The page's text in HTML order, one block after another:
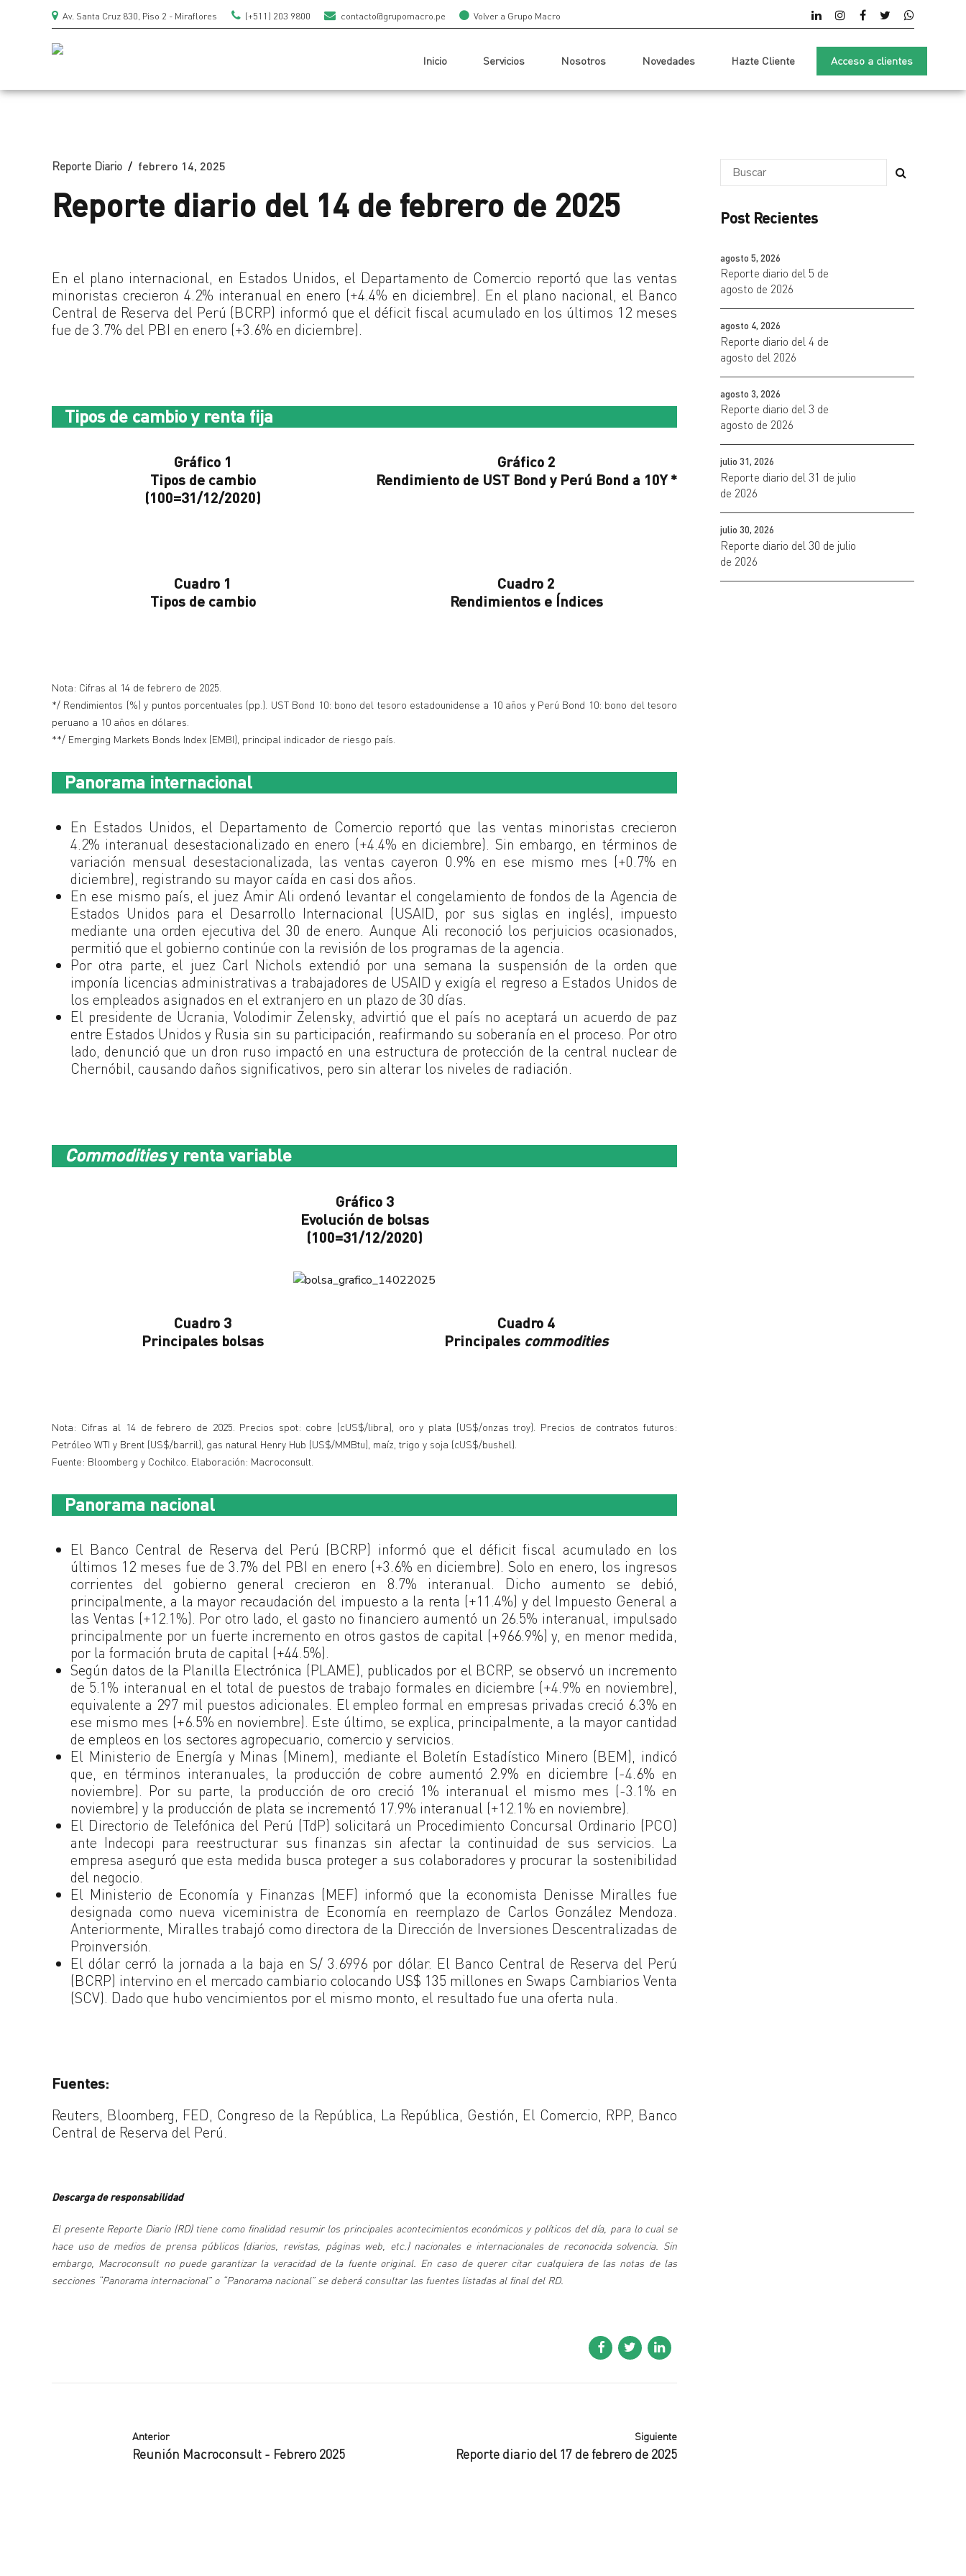
Av. Santa Cruz 830, Piso 2 - Miraflores (+511) 203 9800 contacto@grupomacro.pe Volver a Grupo Macro
Inicio Servicios Nosotros Novedades Hazte Cliente Acceso a clientes
Reporte Diario febrero 14, 2025
Reporte diario del 14 de febrero de 2025
En el plano internacional, en Estados Unidos, el Departamento de Comercio reportó que las ventas
minoristas crecieron 4.2% interanual en enero (+4.4% en diciembre). En el plano nacional, el Banco
Central de Reserva del Perú (BCRP) informó que el déficit fiscal acumulado en los últimos 12 meses
fue de 3.7% del PBI en enero (+3.6% en diciembre).
Tipos de cambio y renta fija
Gráfico 1
Tipos de cambio
(100=31/12/2020)
Gráfico 2
Rendimiento de UST Bond y Perú Bond a 10Y*
Cuadro 1
Tipos de cambio
Cuadro 2
Rendimientos e Índices
Nota: Cifras al 14 de febrero de 2025.
*/ Rendimientos (%) y puntos porcentuales (pp.). UST Bond 10: bono del tesoro estadounidense a 10 años y Perú Bond 10: bono del tesoro
peruano a 10 años en dólares.
**/ Emerging Markets Bonds Index (EMBI), principal indicador de riesgo país.
Panorama internacional
En Estados Unidos, el Departamento de Comercio reportó que las ventas minoristas crecieron
4.2% interanual desestacionalizado en enero (+4.4% en diciembre). Sin embargo, en términos de
variación mensual desestacionalizada, las ventas cayeron 0.9% en ese mismo mes (+0.7% en
diciembre), registrando su mayor caída en casi dos años.
En ese mismo país, el juez Amir Ali ordenó levantar el congelamiento de fondos de la Agencia de
Estados Unidos para el Desarrollo Internacional (USAID, por sus siglas en inglés), impuesto
mediante una orden ejecutiva del 30 de enero. Aunque Ali reconoció los perjuicios ocasionados,
permitió que el gobierno continúe con la revisión de los programas de la agencia.
Por otra parte, el juez Carl Nichols extendió por una semana la suspensión de la orden que
imponía licencias administrativas a trabajadores de USAID y exigía el regreso a Estados Unidos de
los empleados asignados en el extranjero en un plazo de 30 días.
El presidente de Ucrania, Volodimir Zelensky, advirtió que el país no aceptará un acuerdo de paz
entre Estados Unidos y Rusia sin su participación, reafirmando su soberanía en el proceso. Por otro
lado, denunció que un dron ruso impactó en una estructura de protección de la central nuclear de
Chernóbil, causando daños significativos, pero sin alterar los niveles de radiación.
Commoditiesy renta variable
Gráfico 3
Evolución de bolsas
(100=31/12/2020)
Cuadro 3
Principales bolsas
Cuadro 4
Principales commodities
Nota: Cifras al 14 de febrero de 2025. Precios spot: cobre (cUS$/libra), oro y plata (US$/onzas troy). Precios de contratos futuros:
Petróleo WTI y Brent (US$/barril), gas natural Henry Hub (US$/MMBtu), maíz, trigo y soja (cUS$/bushel).
Fuente: Bloomberg y Cochilco. Elaboración: Macroconsult.
Panorama nacional
El Banco Central de Reserva del Perú (BCRP) informó que el déficit fiscal acumulado en los
últimos 12 meses fue de 3.7% del PBI en enero (+3.6% en diciembre). Solo en enero, los ingresos
corrientes del gobierno general crecieron en 8.7% interanual. Dicho aumento se debió,
principalmente, a la mayor recaudación del impuesto a la renta (+11.4%) y del Impuesto General a
las Ventas (+12.1%). Por otro lado, el gasto no financiero aumentó un 26.5% interanual, impulsado
principalmente por un fuerte incremento en otros gastos de capital (+966.9%) y, en menor medida,
por la formación bruta de capital (+44.5%).
Según datos de la Planilla Electrónica (PLAME), publicados por el BCRP, se observó un incremento
de 5.1% interanual en el total de puestos de trabajo formales en diciembre (+4.9% en noviembre),
equivalente a 297 mil puestos adicionales. El empleo formal en empresas privadas creció 6.3% en
ese mismo mes (+6.5% en noviembre). Este último, se explica, principalmente, a la mayor cantidad
de empleos en los sectores agropecuario, comercio y servicios.
El Ministerio de Energía y Minas (Minem), mediante el Boletín Estadístico Minero (BEM), indicó
que, en términos interanuales, la producción de cobre aumentó 2.9% en diciembre (-4.6% en
noviembre). Por su parte, la producción de oro creció 1% interanual el mismo mes (-3.1% en
noviembre) y la producción de plata se incrementó 17.9% interanual (+12.1% en noviembre).
El Directorio de Telefónica del Perú (TdP) solicitará un Procedimiento Concursal Ordinario (PCO)
ante Indecopi para reestructurar sus finanzas sin afectar la continuidad de sus servicios. La
empresa aseguró que esta medida busca proteger a sus colaboradores y procurar la sostenibilidad
del negocio.
El Ministerio de Economía y Finanzas (MEF) informó que la economista Denisse Miralles fue
designada como nueva viceministra de Economía en reemplazo de Carlos González Mendoza.
Anteriormente, Miralles trabajó como directora de la Dirección de Inversiones Descentralizadas de
Proinversión.
El dólar cerró la jornada a la baja en S/ 3.6996 por dólar. El Banco Central de Reserva del Perú
(BCRP) intervino en el mercado cambiario colocando US$ 135 millones en Swaps Cambiarios Venta
(SCV). Dado que hubo vencimientos por el mismo monto, el resultado fue una oferta nula.
Fuentes:
Reuters, Bloomberg, FED, Congreso de la República, La República, Gestión, El Comercio, RPP, Banco
Central de Reserva del Perú.
Descarga de responsabilidad
El presente Reporte Diario (RD) tiene como finalidad resumir los principales acontecimientos económicos y políticos del día, para lo cual se
hace uso de medios de prensa públicos (diarios, revistas, páginas web, etc.) nacionales e internacionales de reconocida solvencia. Sin
embargo, Macroconsult no puede garantizar la veracidad de la fuente original. En caso de querer citar cualquiera de las notas de las
secciones “Panorama internacional” o “Panorama nacional” se deberá consultar las fuentes listadas al final del RD.
Anterior
Reunión Macroconsult - Febrero 2025
Siguiente
Reporte diario del 17 de febrero de 2025
Post Recientes
agosto 5, 2026
Reporte diario del 5 de
agosto de 2026
agosto 4, 2026
Reporte diario del 4 de
agosto del 2026
agosto 3, 2026
Reporte diario del 3 de
agosto de 2026
julio 31, 2026
Reporte diario del 31 de julio
de 2026
julio 30, 2026
Reporte diario del 30 de julio
de 2026